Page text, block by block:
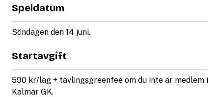
Speldatum
Söndagen den 14 juni.
Startavgift
590 kr/lag + tävlingsgreenfee om du inte är medlem i
Kalmar GK.